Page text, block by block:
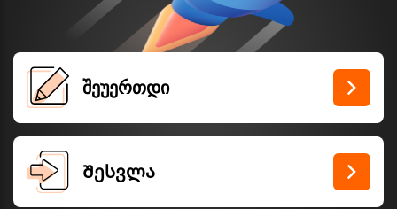
შეუერთდი
Შესვლა